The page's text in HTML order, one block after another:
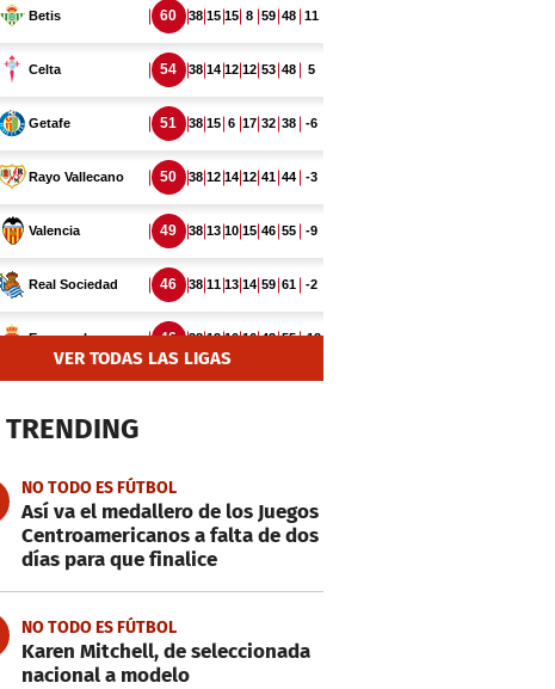
VER TODAS LAS LIGAS
TRENDING
NO TODO ES FÚTBOL
Así va el medallero de los Juegos
Centroamericanos a falta de dos
días para que finalice
NO TODO ES FÚTBOL
Karen Mitchell, de seleccionada
nacional a modelo